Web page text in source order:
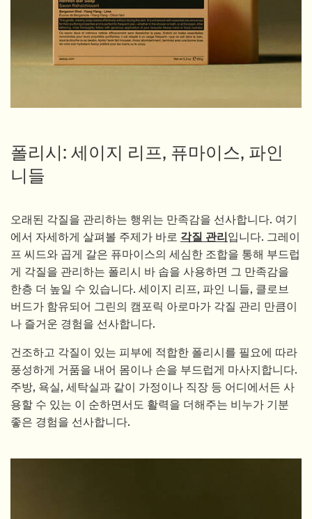
폴리시: 세이지 리프, 퓨마이스, 파인
니들
오래된 각질을 관리하는 행위는 만족감을 선사합니다. 여기
에서 자세하게 살펴볼 주제가 바로 각질 관리입니다. 그레이
프 씨드와 곱게 갈은 퓨마이스의 세심한 조합을 통해 부드럽
게 각질을 관리하는 폴리시 바 솝을 사용하면 그 만족감을
한층 더 높일 수 있습니다. 세이지 리프, 파인 니들, 클로브
버드가 함유되어 그린의 캠포릭 아로마가 각질 관리 만큼이
나 즐거운 경험을 선사합니다.
건조하고 각질이 있는 피부에 적합한 폴리시를 필요에 따라
풍성하게 거품을 내어 몸이나 손을 부드럽게 마사지합니다.
주방, 욕실, 세탁실과 같이 가정이나 직장 등 어디에서든 사
용할 수 있는 이 순하면서도 활력을 더해주는 비누가 기분
좋은 경험을 선사합니다.